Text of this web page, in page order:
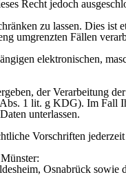
Recht jedoch
zu lassen. Dies
umgrenzten Fällen
elektronischen,
der
1 lit. g KDG). Im Fall
unterlassen.
Vorschriften
Osnabrück